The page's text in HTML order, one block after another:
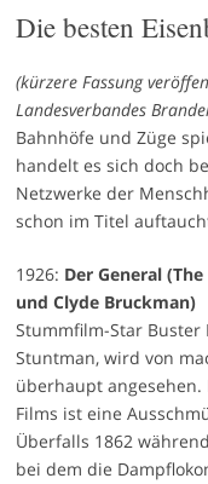
Die besten
(kürzere Fassung
Landesverbandes
Bahnhöfe und Züge
handelt es sich doch
Netzwerke der
schon im Titel
1926: Der General
und Clyde Bruckman)
Stummfilm-Star Buster
Stuntman, wird von
überhaupt
Films ist eine
Überfalls 1862
bei dem die